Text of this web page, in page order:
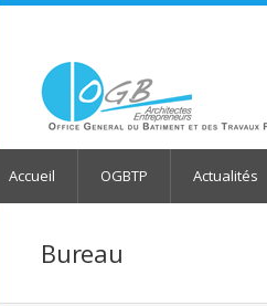
Accueil OGBTP Actualités
Bureau